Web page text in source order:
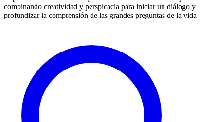
combinando creatividad y perspicacia para iniciar un diálogo y
profundizar la comprensión de las grandes preguntas de la vida